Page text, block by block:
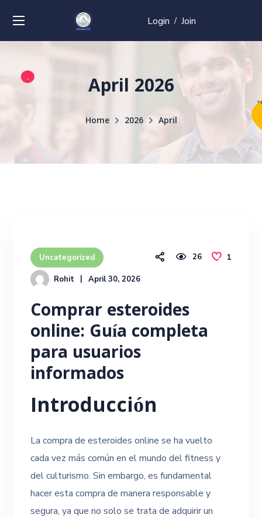
Login / Join
April 2026
Home 2026 April
Uncategorized
Rohit April 30, 2026
26 1
Comprar esteroides
online: Guía completa
para usuarios
informados
Introducción
La compra de esteroides online se ha vuelto
cada vez más común en el mundo del fitness y
del culturismo. Sin embargo, es fundamental
hacer esta compra de manera responsable y
segura, ya que no solo se trata de adquirir un